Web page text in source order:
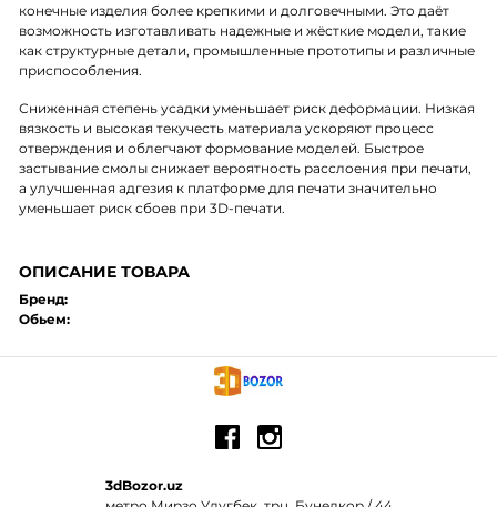
конечные изделия более крепкими и долговечными. Это даёт
возможность изготавливать надежные и жёсткие модели, такие
как структурные детали, промышленные прототипы и различные
приспособления.
Сниженная степень усадки уменьшает риск деформации. Низкая
вязкость и высокая текучесть материала ускоряют процесс
отверждения и облегчают формование моделей. Быстрое
застывание смолы снижает вероятность расслоения при печати,
а улучшенная адгезия к платформе для печати значительно
уменьшает риск сбоев при 3D-печати.
ОПИСАНИЕ ТОВАРА
Бренд:
Обьем:
3dBozor.uz